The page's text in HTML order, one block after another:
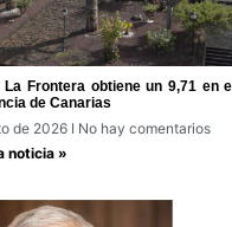
Frontera obtiene un 9,71 en el
de Canarias
de 2026
No hay comentarios
noticia »